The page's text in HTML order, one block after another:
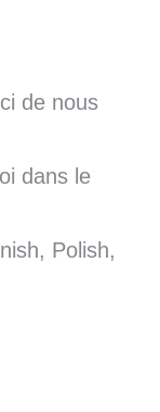
de nous
dans le
Polish,